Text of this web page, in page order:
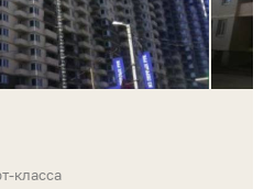
класса